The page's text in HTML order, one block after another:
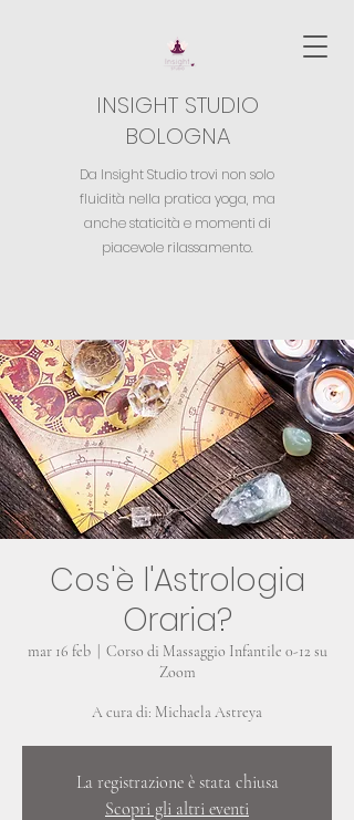
INSIGHT STUDIO
BOLOGNA
Da Insight Studio trovi non solo
fluidità nella pratica yoga, ma
anche staticità e momenti di
piacevole rilassamento.
Cos'è l'Astrologia
Oraria?
mar 16 feb
  |
Corso di Massaggio Infantile 0-12 su
Zoom
La registrazione è stata chiusa
Scopri gli altri eventi